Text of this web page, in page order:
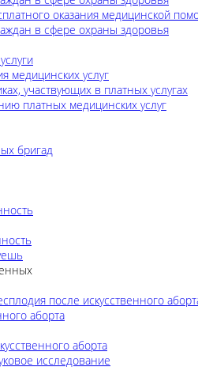
оказания медицинской
в сфере охраны здоровья
медицинских услуг
участвующих в платных услугах
платных медицинских услуг
бригад
после искусственного
аборта
аборта
исследование